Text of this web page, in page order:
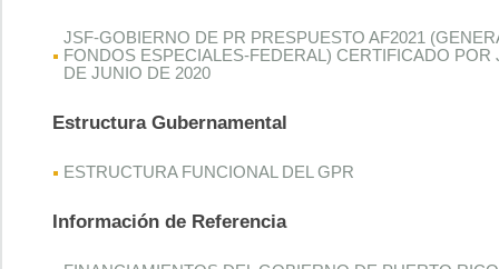
JSF-GOBIERNO DE PR PRESPUESTO AF2021
FONDOS ESPECIALES-FEDERAL) CERTIFICADO POR
DE JUNIO DE 2020
Estructura Gubernamental
ESTRUCTURA FUNCIONAL DEL GPR
Información de Referencia